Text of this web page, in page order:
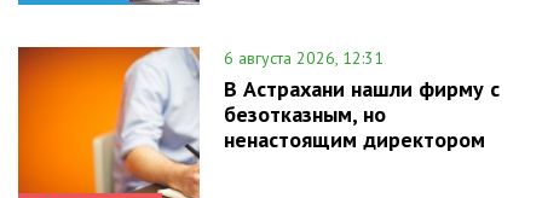
6 августа 2026, 12:31
В Астрахани нашли фирму с
безотказным, но
ненастоящим директором